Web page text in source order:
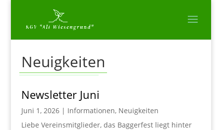
Neuigkeiten
Newsletter Juni
Juni 1, 2026| Informationen, Neuigkeiten
Liebe Vereinsmitglieder, das Baggerfest liegt hinter